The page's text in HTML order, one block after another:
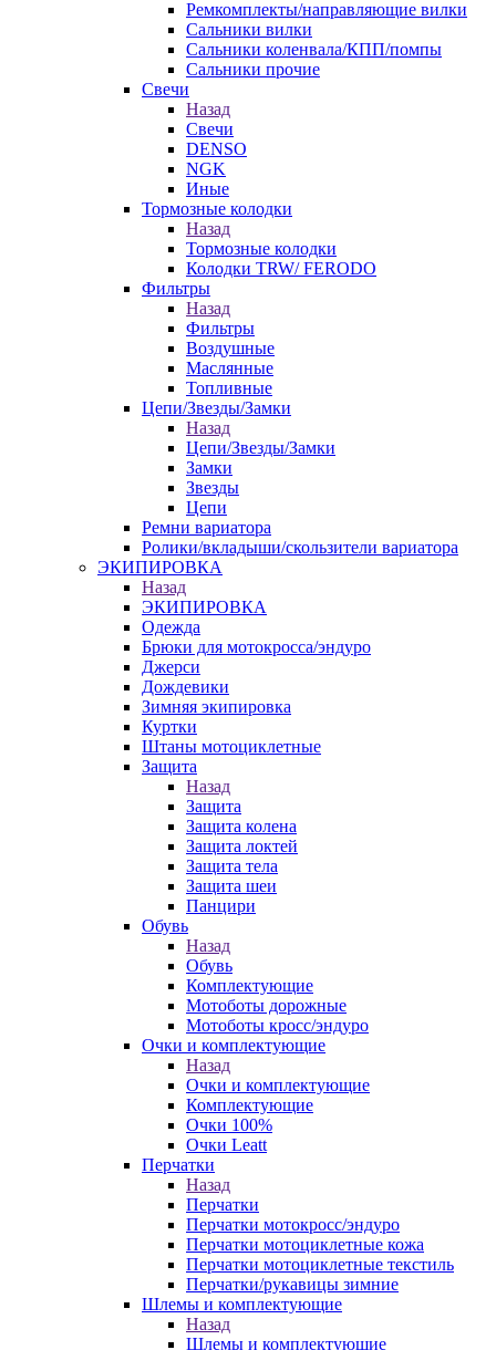
Ремкомплекты/направляющие вилки
Сальники вилки
Сальники коленвала/КПП/помпы
Сальники прочие
Свечи
Назад
Свечи
DENSO
NGK
Иные
Тормозные колодки
Назад
Тормозные колодки
Колодки TRW/ FERODO
Фильтры
Назад
Фильтры
Воздушные
Маслянные
Топливные
Цепи/Звезды/Замки
Назад
Цепи/Звезды/Замки
Замки
Звезды
Цепи
Ремни вариатора
Ролики/вкладыши/скользители вариатора
ЭКИПИРОВКА
Назад
ЭКИПИРОВКА
Одежда
Брюки для мотокросса/эндуро
Джерси
Дождевики
Зимняя экипировка
Куртки
Штаны мотоциклетные
Защита
Назад
Защита
Защита колена
Защита локтей
Защита тела
Защита шеи
Панцири
Обувь
Назад
Обувь
Комплектующие
Мотоботы дорожные
Мотоботы кросс/эндуро
Очки и комплектующие
Назад
Очки и комплектующие
Комплектующие
Очки 100%
Очки Leatt
Перчатки
Назад
Перчатки
Перчатки мотокросс/эндуро
Перчатки мотоциклетные кожа
Перчатки мотоциклетные текстиль
Перчатки/рукавицы зимние
Шлемы и комплектующие
Назад
Шлемы и комплектующие